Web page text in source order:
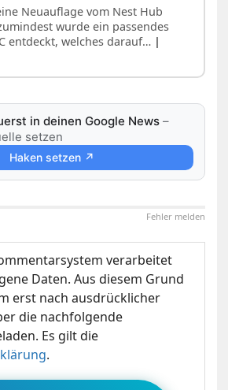
Neuauflage vom Nest Hub
wurde ein passendes
entdeckt, welches darauf… |
in deinen Google News –
setzen
Haken setzen ↗
Fehler melden
verarbeitet
Daten. Aus diesem Grund
erst nach ausdrücklicher
die nachfolgende
Es gilt die
.